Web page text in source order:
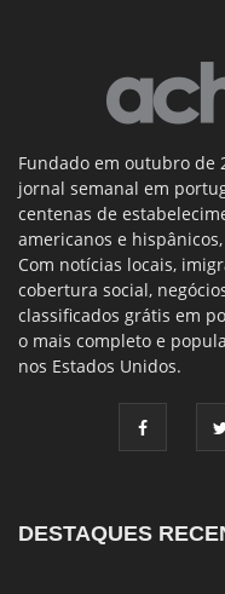
Fundado em outubro de
jornal semanal em
centenas de
americanos e
Com notícias locais,
cobertura social,
classificados grátis em
o mais completo e
nos Estados Unidos.
DESTAQUES